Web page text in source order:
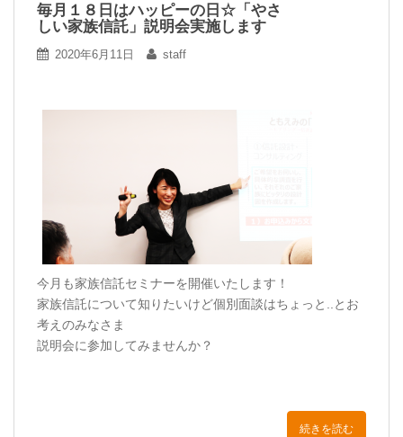
毎月１８日はハッピーの日☆「やさ
しい家族信託」説明会実施します
2020年6月11日 staff
今月も家族信託セミナーを開催いたします！
家族信託について知りたいけど個別面談はちょっと..とお
考えのみなさま
説明会に参加してみませんか？
続きを読む